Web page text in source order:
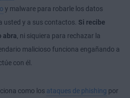
y malware para robarle los datos
usted y a sus contactos. Si recibe
abra, ni siquiera para rechazar la
malicioso funciona engañando a
con él.
como los ataques de phishing por